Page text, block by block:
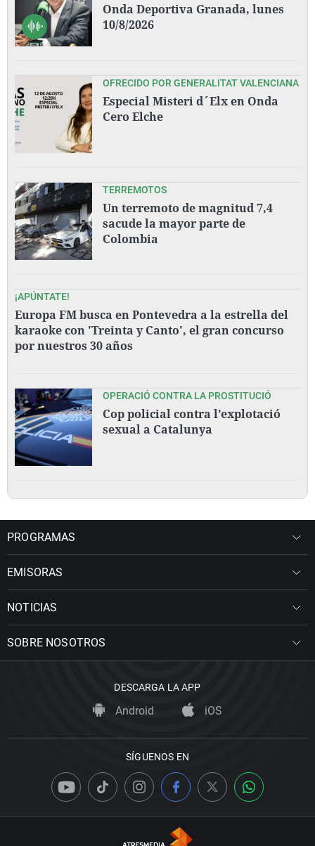
ANTE EL INMEDIATO COMIENZO DE LIGA EN
OVIEDO, CON PEDRO LARA Y TODO SU
Onda Deportiva Granada, lunes
10/8/2026
OFRECIDO POR GENERALITAT VALENCIANA
Especial Misteri d´Elx en Onda
Cero Elche
TERREMOTOS
Un terremoto de magnitud 7,4
sacude la mayor parte de
Colombia
¡APÚNTATE!
Europa FM busca en Pontevedra a la estrella del
karaoke con 'Treinta y Canto', el gran concurso
por nuestros 30 años
OPERACIÓ CONTRA LA PROSTITUCIÓ
Cop policial contra l’explotació
sexual a Catalunya
PROGRAMAS
EMISORAS
NOTICIAS
SOBRE NOSOTROS
DESCARGA LA APP
Android iOS
SÍGUENOS EN